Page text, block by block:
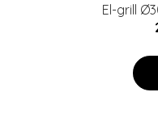
El-grill